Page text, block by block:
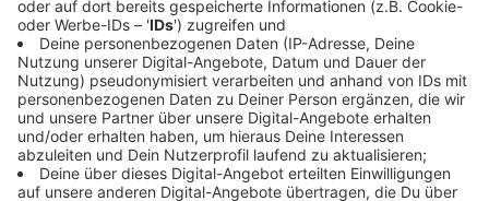
Kinder, deren Väter Anzeige erstattet hätten. Die
Anzeigen richteten sich nicht gegen den 27 Jahre
alten Hauptverdächtigen, der bereits zweimal wegen
des Besitzes von Kinderpornografie vorbestraft ist. Im
Fall des sechsten Opfers werde noch ermittelt, sagte
ein Sprecher der Polizei. Die Zahl der Tatverdächtigen
in dem erst Anfang Juni öffentlich gewordenen Fall